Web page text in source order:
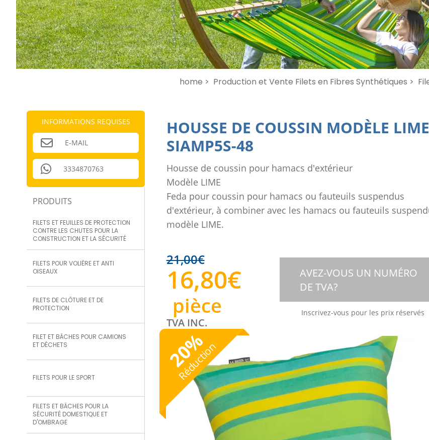
INFORMATIONS REQUISES
E-MAIL
3334870763
PRODUITS
FILETS ET FEUILLES DE PROTECTION
CONTRE LES CHUTES POUR LA
CONSTRUCTION ET LA SÉCURITÉ
FILETS POUR VOLIÈRE ET ANTI
OISEAUX
FILETS DE CLÔTURE ET DE
PROTECTION
FILET ET BÂCHES POUR CAMIONS
ET DÉCHETS
FILETS POUR LE SPORT
FILETS ET BÂCHES POUR LA
SÉCURITÉ DOMESTIQUE ET
D'OMBRAGE
home > Production et Vente Filets en Fibres Synthétiques >
HOUSSE DE COUSSIN MODÈLE LIME
SIAMP5S-48
Housse de coussin pour hamacs d'extérieur
Modèle LIME
Feda pour coussin pour hamacs ou fauteuils suspendus
d'extérieur, à combiner avec les hamacs ou fauteuils
modèle LIME.
21,00€
16,80€
pièce
TVA INC.
AVEZ-VOUS UN NUMÉRO
DE TVA?
Inscrivez-vous pour les prix réservés
20
%
Réduction